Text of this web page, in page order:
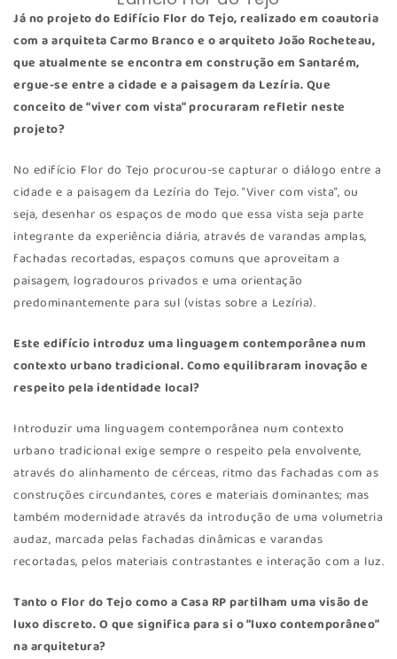
Já no projeto do Edifício Flor do Tejo, realizado em coautoria
com a arquiteta Carmo Branco e o arquiteto João Rocheteau,
que atualmente se encontra em construção em Santarém,
ergue-se entre a cidade e a paisagem da Lezíria. Que
conceito de “viver com vista” procuraram refletir neste
projeto?
No edifício Flor do Tejo procurou-se capturar o diálogo entre a
cidade e a paisagem da Lezíria do Tejo. “Viver com vista”, ou
seja, desenhar os espaços de modo que essa vista seja parte
integrante da experiência diária, através de varandas amplas,
fachadas recortadas, espaços comuns que aproveitam a
paisagem, logradouros privados e uma orientação
predominantemente para sul (vistas sobre a Lezíria).
Este edifício introduz uma linguagem contemporânea num
contexto urbano tradicional. Como equilibraram inovação e
respeito pela identidade local?
Introduzir uma linguagem contemporânea num contexto
urbano tradicional exige sempre o respeito pela envolvente,
através do alinhamento de cérceas, ritmo das fachadas com as
construções circundantes, cores e materiais dominantes; mas
também modernidade através da introdução de uma volumetria
audaz, marcada pelas fachadas dinâmicas e varandas
recortadas, pelos materiais contrastantes e interação com a luz.
Tanto o Flor do Tejo como a Casa RP partilham uma visão de
luxo discreto. O que significa para si o “luxo contemporâneo”
na arquitetura?